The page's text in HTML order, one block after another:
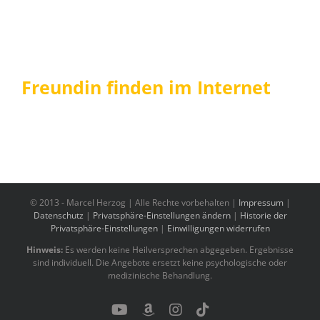
Freundin finden im Internet
© 2013 - Marcel Herzog | Alle Rechte vorbehalten | Impressum |
Datenschutz | Privatsphäre-Einstellungen ändern| Historie der
Privatsphäre-Einstellungen| Einwilligungen widerrufen
Hinweis: Es werden keine Heilversprechen abgegeben. Ergebnisse
sind individuell. Die Angebote ersetzt keine psychologische oder
medizinische Behandlung.
YouTubeBenutzerdefiniert
Instagram
Tiktok